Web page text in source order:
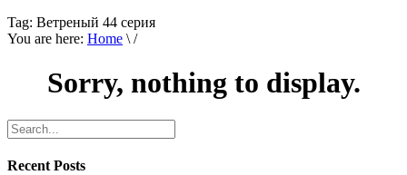
Tag: Ветреный 44 серия
You are here: Home \ /
Sorry, nothing to display.
Recent Posts